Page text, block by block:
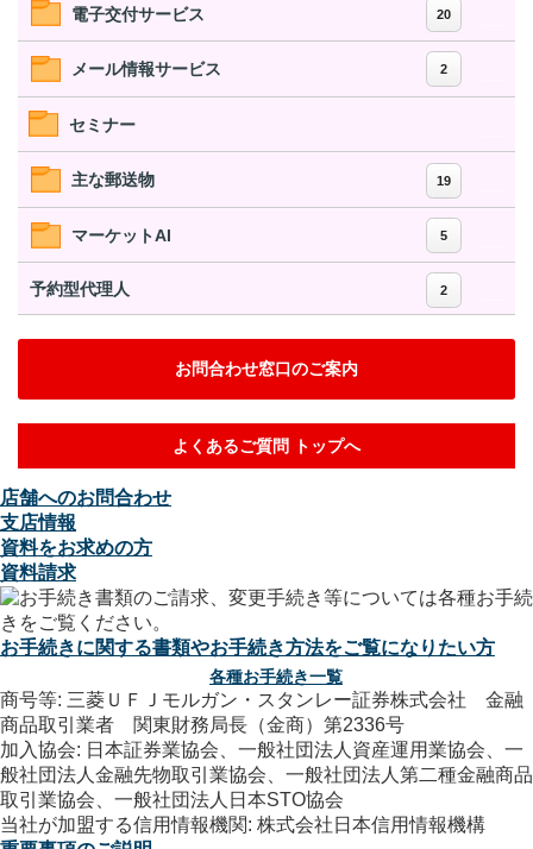
電子交付サービス 20
メール情報サービス 2
セミナー
主な郵送物 19
マーケットAI 5
予約型代理人 2
お問合わせ窓口のご案内
よくあるご質問 トップへ
店舗へのお問合わせ
支店情報
資料をお求めの方
資料請求
お手続きに関する書類やお手続き方法をご覧になりたい方
各種お手続き一覧
商号等: 三菱ＵＦＪモルガン・スタンレー証券株式会社 金融
商品取引業者 関東財務局長（金商）第2336号
加入協会: 日本証券業協会、一般社団法人資産運用業協会、一
般社団法人金融先物取引業協会、一般社団法人第二種金融商品
取引業協会、一般社団法人日本STO協会
当社が加盟する信用情報機関: 株式会社日本信用情報機構